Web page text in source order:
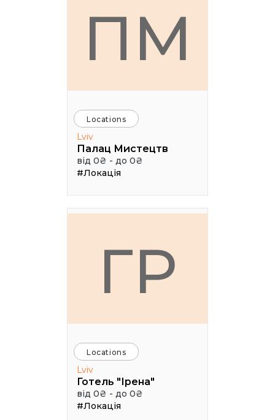
ПМ
Locations
Lviv
Палац Мистецтв
від 0₴ - до 0₴
#Локація
ГР
Locations
Lviv
Готель "Ірена"
від 0₴ - до 0₴
#Локація